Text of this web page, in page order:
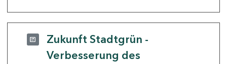
Zukunft Stadtgrün -
Verbesserung des